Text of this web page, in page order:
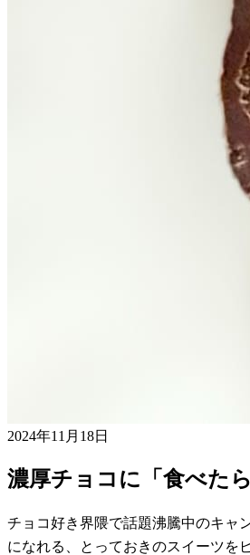
2024年11月18日
濃厚チョコに「食べた
チョコ好き界隈で話題沸騰中のキャ
になれる、とっておきのスイーツを